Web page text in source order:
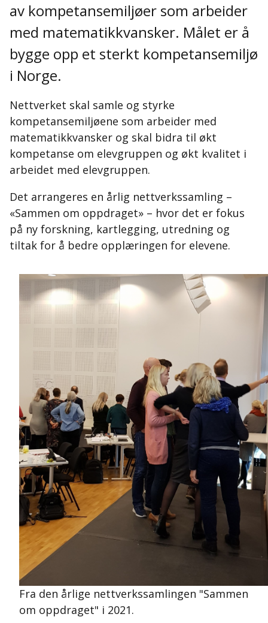
av kompetansemiljøer som arbeider
med matematikkvansker. Målet er å
bygge opp et sterkt kompetansemiljø
i Norge.
Nettverket skal samle og styrke
kompetansemiljøene som arbeider med
matematikkvansker og skal bidra til økt
kompetanse om elevgruppen og økt kvalitet i
arbeidet med elevgruppen.
Det arrangeres en årlig nettverkssamling –
«Sammen om oppdraget» – hvor det er fokus
på ny forskning, kartlegging, utredning og
tiltak for å bedre opplæringen for elevene.
Fra den årlige nettverkssamlingen "Sammen
om oppdraget" i 2021.